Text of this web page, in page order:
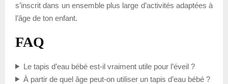
s’inscrit dans un ensemble plus large d’activités adaptées à
l’âge de ton enfant.
FAQ
Le tapis d’eau bébé est-il vraiment utile pour l’éveil ?
À partir de quel âge peut-on utiliser un tapis d’eau bébé ?